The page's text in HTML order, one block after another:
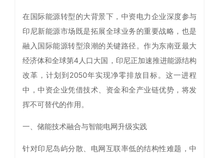
在国际能源转型的大背景下，中资电力企业深度参与
印尼新能源市场既是拓展全球业务的重要战略，也是
融入国际能源转型浪潮的关键路径。作为东南亚最大
经济体和全球第4人口大国，印尼正加速推进能源结构
改革，计划到2050年实现净零排放目标。这一进程
中，中资企业凭借技术、资金和全产业链优势，将发
挥不可替代的作用。
一、储能技术融合与智能电网升级实践
针对印尼岛屿分散、电网互联率低的结构性难题，中